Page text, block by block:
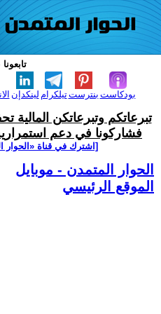
لينكدإن تيلكرامبنترست بودكاست
تبرعاتكم وتبرعاتكن المالية
فشاركونا في دعم
[اشترك في قناة ‫«الحوار
الحوار المتمدن - موبايل
الموقع الرئيسي